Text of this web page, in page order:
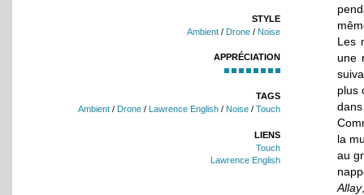
STYLE
Ambient / Drone / Noise
APPRÉCIATION
TAGS
Ambient / Drone / Lawrence English / Noise / Touch
LIENS
Touch
Lawrence English
Les
une
plus
la
au
Allay